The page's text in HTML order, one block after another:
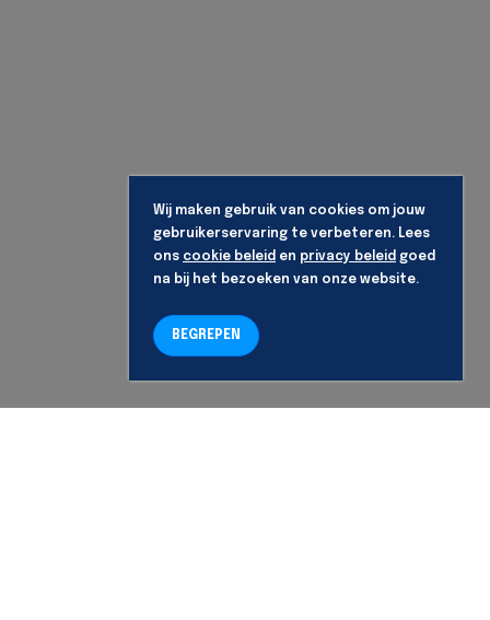
Wij maken gebruik van cookies om jouw
gebruikerservaring te verbeteren. Lees
ons cookie beleid en privacy beleid goed
na bij het bezoeken van onze website.
BEGREPEN